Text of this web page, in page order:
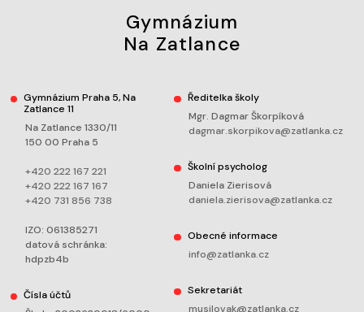
Gymnázium
Na Zatlance
Gymnázium Praha 5, Na
Zatlance 11
Na Zatlance 1330/11
150 00 Praha 5
+420 222 167 221
+420 222 167 167
+420 731 856 738
IZO: 061385271
datová schránka:
hdpzb4b
Čísla účtů
Ředitelka školy
Mgr. Dagmar Škorpíková
dagmar.skorpikova@zatlanka.cz
Školní psycholog
Daniela Zierisová
daniela.zierisova@zatlanka.cz
Obecné informace
info@zatlanka.cz
Sekretariát
musilovak@zatlanka.cz